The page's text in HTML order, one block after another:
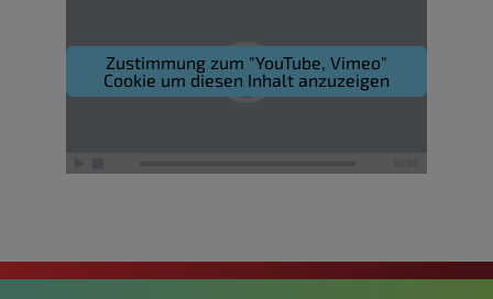
Zustimmung zum "YouTube, Vimeo"
Cookie um diesen Inhalt anzuzeigen